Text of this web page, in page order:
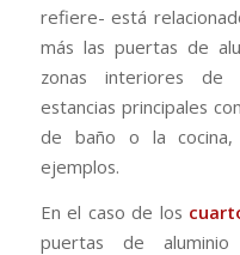
refiere- está
más las puertas de
zonas interiores de
estancias principales
de baño o la cocina,
ejemplos.
En el caso de los
puertas de